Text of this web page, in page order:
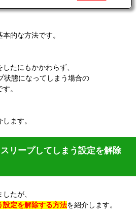
的な方法です。
たにもかかわらず、
状態になってしまう場合の
。
ます。
リープしてしまう設定を解除
たが、
設定を解除する方法を紹介します。